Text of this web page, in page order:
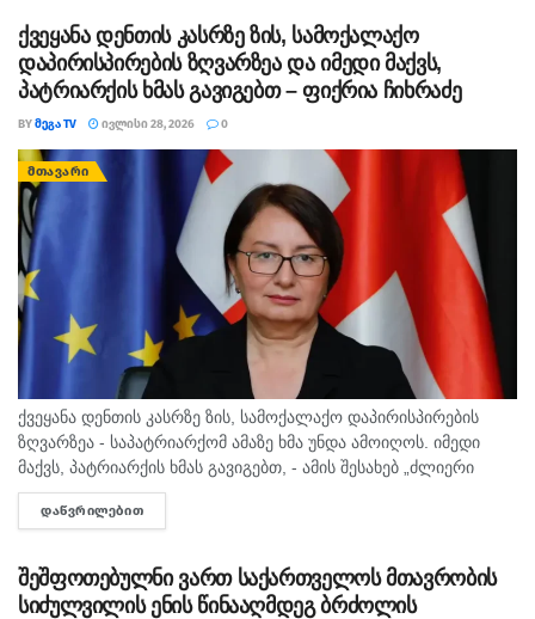
ქვეყანა დენთის კასრზე ზის, სამოქალაქო
დაპირისპირების ზღვარზეა და იმედი მაქვს,
პატრიარქის ხმას გავიგებთ – ფიქრია ჩიხრაძე
BYᲛᲔᲒᲐ TV ᲘᲕᲚᲘᲡᲘ 28, 2026 0
ᲛᲗᲐᲕᲐᲠᲘ
ქვეყანა დენთის კასრზე ზის, სამოქალაქო დაპირისპირების
ზღვარზეა - საპატრიარქომ ამაზე ხმა უნდა ამოიღოს. იმედი
მაქვს, პატრიარქის ხმას გავიგებთ, - ამის შესახებ „ძლიერი
საქართველო - ლელოს“ ერთ-ერთმა ლიდერმა, ფიქრია
ჩიხრაძემ „პალიტრანიუსის“ გადაცემა...
ᲓᲐᲬᲕᲠᲘᲚᲔᲑᲘᲗ
შეშფოთებულნი ვართ საქართველოს მთავრობის
სიძულვილის ენის წინააღმდეგ ბრძოლის